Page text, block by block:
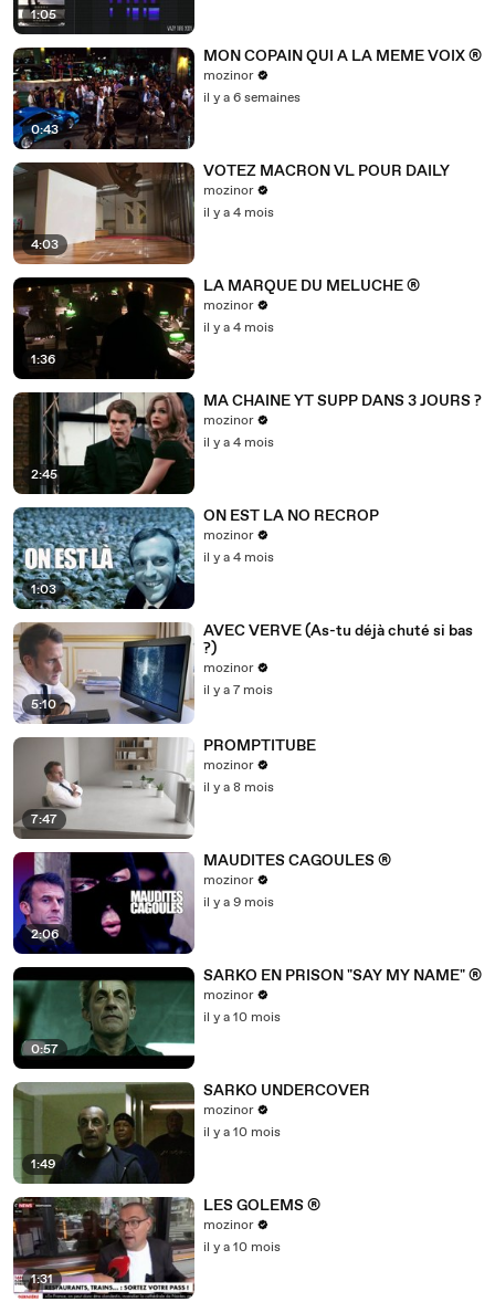
1:05
0:43
MON COPAIN QUI A LA MEME VOIX ®
mozinor
il y a 6 semaines
4:03
VOTEZ MACRON VL POUR DAILY
mozinor
il y a 4 mois
1:36
LA MARQUE DU MELUCHE ®
mozinor
il y a 4 mois
2:45
MA CHAINE YT SUPP DANS 3 JOURS ?
mozinor
il y a 4 mois
1:03
ON EST LA NO RECROP
mozinor
il y a 4 mois
5:10
AVEC VERVE (As-tu déjà chuté si bas
?)
mozinor
il y a 7 mois
7:47
PROMPTITUBE
mozinor
il y a 8 mois
2:06
MAUDITES CAGOULES ®
mozinor
il y a 9 mois
0:57
SARKO EN PRISON "SAY MY NAME" ®
mozinor
il y a 10 mois
1:49
SARKO UNDERCOVER
mozinor
il y a 10 mois
1:31
LES GOLEMS ®
mozinor
il y a 10 mois